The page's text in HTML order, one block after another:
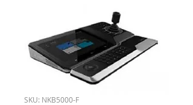
SKU: NKB5000-F